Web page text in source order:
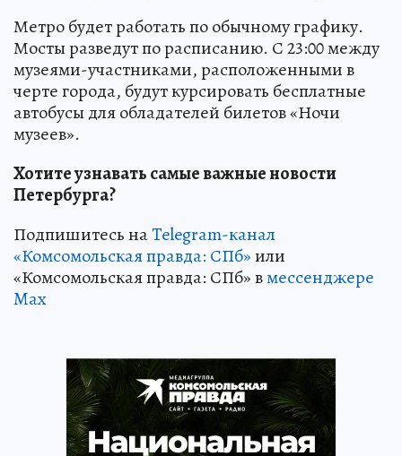
Метро будет работать по обычному графику.
Мосты разведут по расписанию. С 23:00 между
музеями-участниками, расположенными в
черте города, будут курсировать бесплатные
автобусы для обладателей билетов «Ночи
музеев».
Хотите узнавать самые важные новости
Петербурга?
Подпишитесь наTelegram-канал
«Комсомольская правда: СПб»или
«Комсомольская правда: СПб» вмессенджере
Max